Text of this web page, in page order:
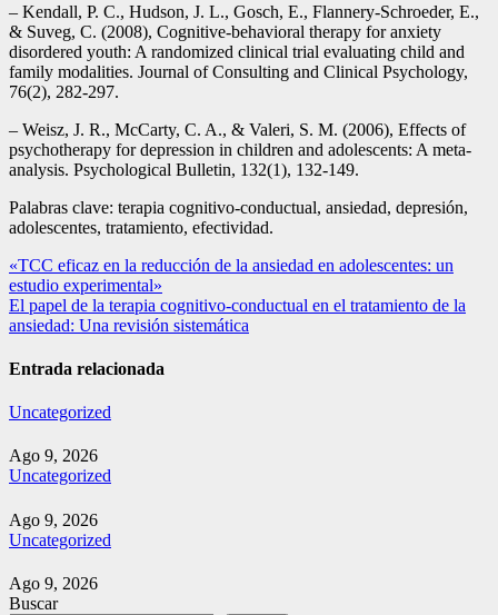
– Kendall, P. C., Hudson, J. L., Gosch, E., Flannery-Schroeder, E.,
& Suveg, C. (2008), Cognitive-behavioral therapy for anxiety
disordered youth: A randomized clinical trial evaluating child and
family modalities. Journal of Consulting and Clinical Psychology,
76(2), 282-297.
– Weisz, J. R., McCarty, C. A., & Valeri, S. M. (2006), Effects of
psychotherapy for depression in children and adolescents: A meta-
analysis. Psychological Bulletin, 132(1), 132-149.
Palabras clave: terapia cognitivo-conductual, ansiedad, depresión,
adolescentes, tratamiento, efectividad.
Navegación
de
entradas
«TCC eficaz en la reducción de la ansiedad en adolescentes: un
estudio experimental»
El papel de la terapia cognitivo-conductual en el tratamiento de la
ansiedad: Una revisión sistemática
Entrada relacionada
Uncategorized
Ago 9, 2026
Uncategorized
Ago 9, 2026
Uncategorized
Ago 9, 2026
Buscar